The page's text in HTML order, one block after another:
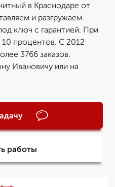
в Краснодаре от
и разгружаем
ключ с гарантией. При
10 процентов. С 2012
3766 заказов.
Ивановичу или на
работы